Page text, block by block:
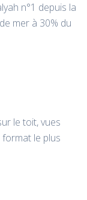
n°1 depuis la
mer à 30% du
le toit, vues
le plus